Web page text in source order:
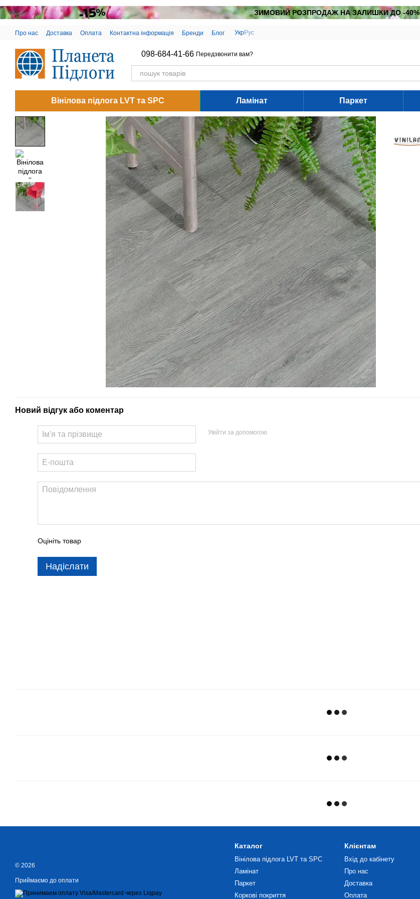
Перейти до основного контенту
ЗИМОВИЙ РОЗПРОДАЖ НА ЗАЛИШКИ ДО -40%
Про нас Доставка Оплата Контактна інформація Бренди Блог УкрРус
098-684-41-66 Передзвонити вам?
Вінілова підлога LVT та SPC Ламінат Паркет
Новий відгук або коментар
Увійти за допомогою
Оцініть товар
Надіслати
© 2026
Приймаємо до оплати
Каталог
Вінілова підлога LVT та SPC
Ламінат
Паркет
Коркові покриття
Клієнтам
Вхід до кабінету
Про нас
Доставка
Оплата